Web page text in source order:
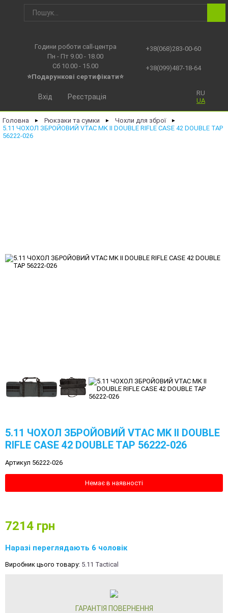
Години роботи call-центра
Пн - Пт 9.00 - 18.00
Сб 10.00 - 15.00
⭐Подарункові сертифікати⭐
+38(068)283-00-60
+38(099)487-18-64
RU
UA
Вхід Реєстрація
Головна ► Рюкзаки та сумки ► Чохли для зброї ►
5.11 ЧОХОЛ ЗБРОЙОВИЙ VTAC MK II DOUBLE RIFLE CASE 42 DOUBLE TAP
56222-026
5.11 ЧОХОЛ ЗБРОЙОВИЙ VTAC MK II DOUBLE
RIFLE CASE 42 DOUBLE TAP 56222-026
Артикул 56222-026
Немає в наявності
7214 грн
Наразі переглядають 6 чоловік
Виробник цього товару: 5.11 Tactical
ГАРАНТІЯ ПОВЕРНЕННЯ